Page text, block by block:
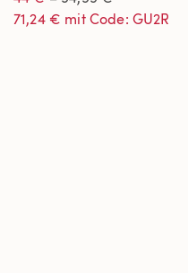
71,24 € mit Code: GU2R